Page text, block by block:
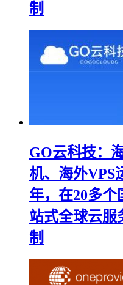
制
GO云科技：
机、海外VPS
年，在20多
站式全球云服
制